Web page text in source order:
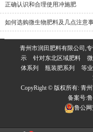
正确认识和合理使用冲施肥
如何选购微生物肥料及几点注意
青州市润田肥料有限公司,
示
针对东北区域肥料
体系列
瓶装肥系列
等
CopyRight © 版权所有: 青
备案号:
鲁公